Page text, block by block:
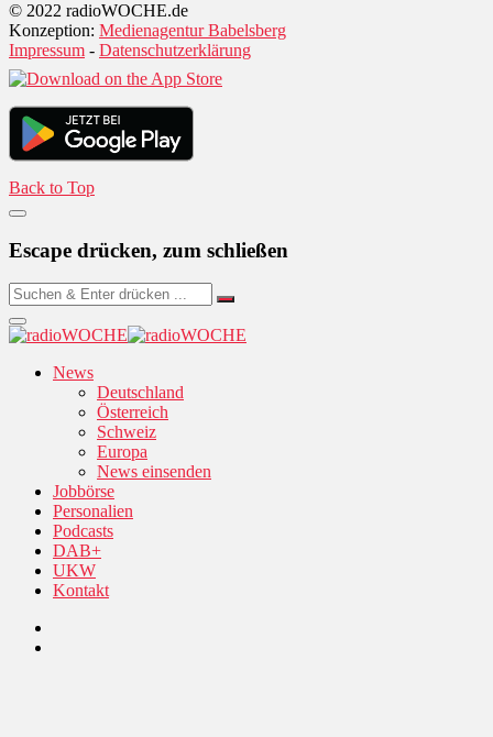
© 2022 radioWOCHE.de
Konzeption: Medienagentur Babelsberg
Impressum - Datenschutzerklärung
Back to Top
Escape drücken, zum schließen
News
Deutschland
Österreich
Schweiz
Europa
News einsenden
Jobbörse
Personalien
Podcasts
DAB+
UKW
Kontakt